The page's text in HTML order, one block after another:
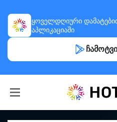
ყოველდღიური
აპლიკაციაში